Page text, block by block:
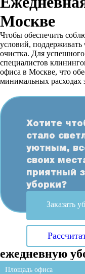
Москве
Чтобы обеспечить
условий, поддерживать
очистка. Для
специалистов
офиса в Москве, что
минимальных расходах
Хотите
стало
уютным,
своих
приятный
уборки?
Заказать
ежедневную
Площадь офиса